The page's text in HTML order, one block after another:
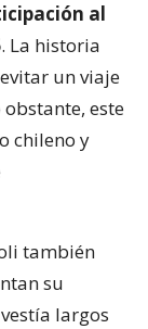
al
. La historia
un viaje
este
chileno y
también
su
largos